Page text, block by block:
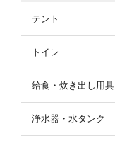
テント
トイレ
給食・炊き出し用具
浄水器・水タンク